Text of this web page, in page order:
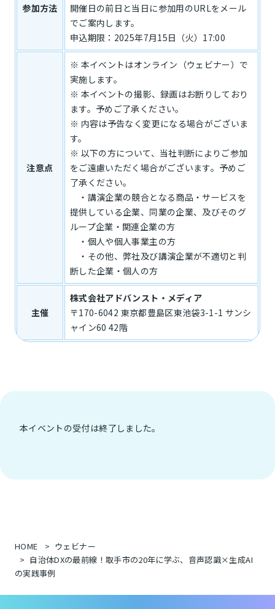
参加方法
開催日の前日と当日に参加用のURLをメール
でご案内します。
申込期限：2025年7月15日（火）17:00
注意点
※ 本イベントはオンライン（ウェビナー）で
実施します。
※ 本イベントの撮影、録画はお断りしており
ます。予めご了承ください。
※ 内容は予告なく変更になる場合がございま
す。
※ 以下の方について、当社判断によりご参加
をご遠慮いただく場合がございます。予めご
了承ください。
・講演企業の競合となる商品・サービスを
提供している企業、同業の企業、及びそのグ
ループ企業・関連企業の方
・個人や個人事業主の方
・その他、弊社及び講演企業が不適切と判
断した企業・個人の方
主催
株式会社アドバンスト・メディア
〒170-6042 東京都豊島区東池袋3-1-1 サンシ
ャイン60 42階
本イベントの受付は終了しました。
HOME
ウェビナー
自治体DXの最前線！取手市の20年に学ぶ、音声認識×生成AI
の実践事例